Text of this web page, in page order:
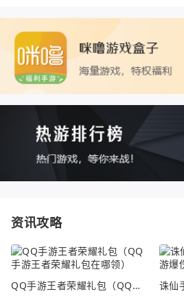
资讯攻略
QQ手游王者荣耀礼包（QQ手游王者荣耀礼包在哪领）